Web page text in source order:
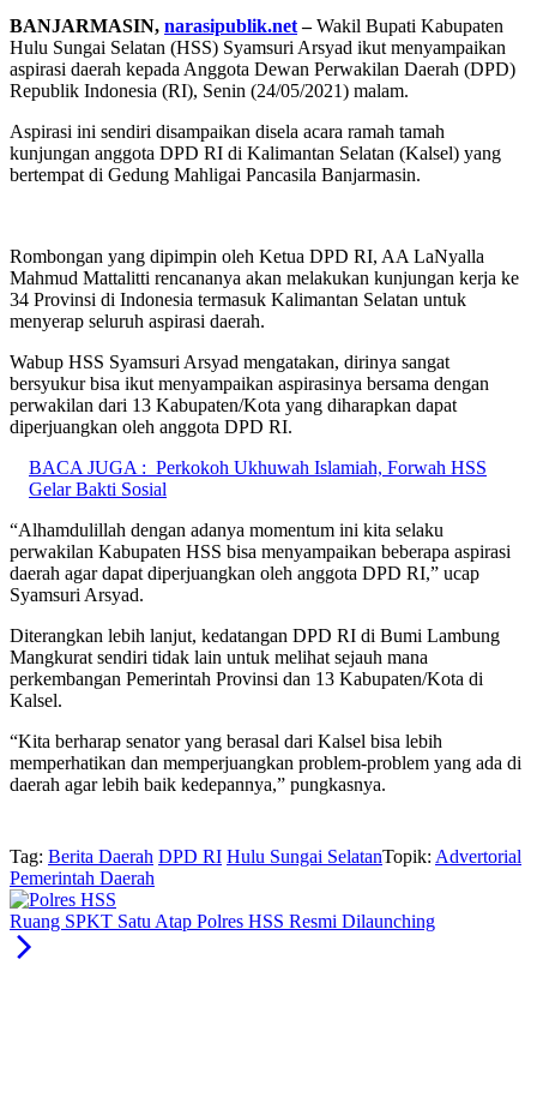
BANJARMASIN, narasipublik.net–Wakil Bupati Kabupaten
Hulu Sungai Selatan (HSS) Syamsuri Arsyad ikut menyampaikan
aspirasi daerah kepada Anggota Dewan Perwakilan Daerah (DPD)
Republik Indonesia (RI), Senin (24/05/2021) malam.
Aspirasi ini sendiri disampaikan disela acara ramah tamah
kunjungan anggota DPD RI di Kalimantan Selatan (Kalsel) yang
bertempat di Gedung Mahligai Pancasila Banjarmasin.
Rombongan yang dipimpin oleh Ketua DPD RI, AA LaNyalla
Mahmud Mattalitti rencananya akan melakukan kunjungan kerja ke
34 Provinsi di Indonesia termasuk Kalimantan Selatan untuk
menyerap seluruh aspirasi daerah.
Wabup HSS Syamsuri Arsyad mengatakan, dirinya sangat
bersyukur bisa ikut menyampaikan aspirasinya bersama dengan
perwakilan dari 13 Kabupaten/Kota yang diharapkan dapat
diperjuangkan oleh anggota DPD RI.
BACA JUGA : Perkokoh Ukhuwah Islamiah, Forwah HSS
Gelar Bakti Sosial
“Alhamdulillah dengan adanya momentum ini kita selaku
perwakilan Kabupaten HSS bisa menyampaikan beberapa aspirasi
daerah agar dapat diperjuangkan oleh anggota DPD RI,” ucap
Syamsuri Arsyad.
Diterangkan lebih lanjut, kedatangan DPD RI di Bumi Lambung
Mangkurat sendiri tidak lain untuk melihat sejauh mana
perkembangan Pemerintah Provinsi dan 13 Kabupaten/Kota di
Kalsel.
“Kita berharap senator yang berasal dari Kalsel bisa lebih
memperhatikan dan memperjuangkan problem-problem yang ada di
daerah agar lebih baik kedepannya,” pungkasnya.
Tag: Berita Daerah DPD RI Hulu Sungai SelatanTopik: Advertorial
Pemerintah Daerah
Ruang SPKT Satu Atap Polres HSS Resmi Dilaunching